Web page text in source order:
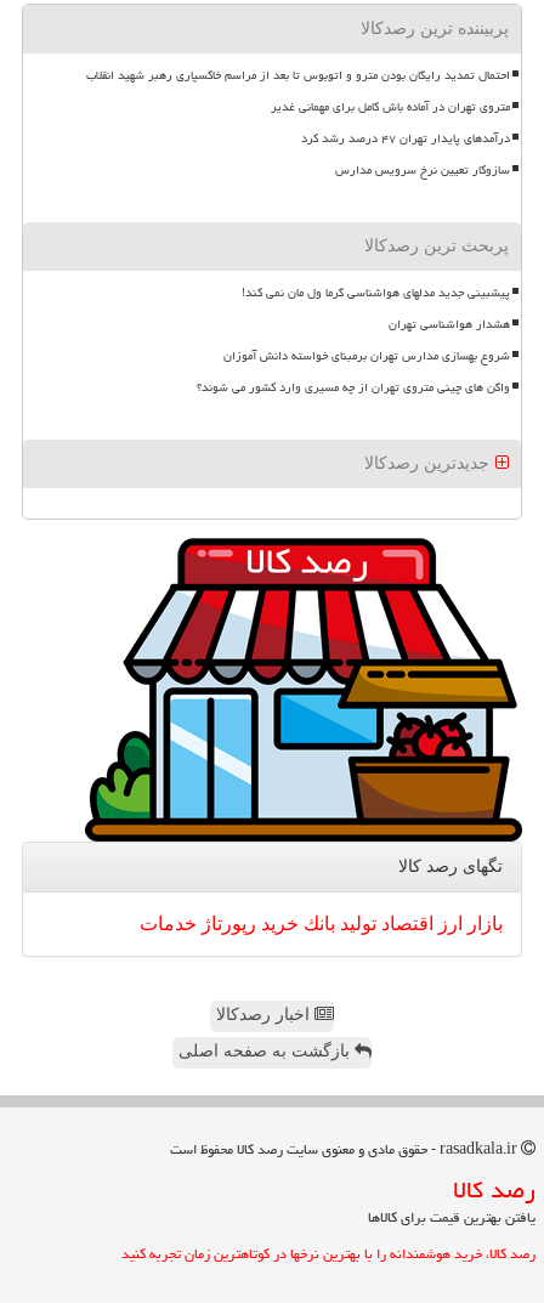
پربیننده ترین رصدکالا
احتمال تمدید رایگان بودن مترو و اتوبوس تا بعد از مراسم خاکسپاری رهبر شهید انقلاب
متروی تهران در آماده باش کامل برای مهمانی غدیر
درآمدهای پایدار تهران ۴۷ درصد رشد کرد
سازوکار تعیین نرخ سرویس مدارس
پربحث ترین رصدکالا
پیشبینی جدید مدلهای هواشناسی گرما ول مان نمی کند!
هشدار هواشناسی تهران
شروع بهسازی مدارس تهران برمبنای خواسته دانش آموزان
واگن های چینی متروی تهران از چه مسیری وارد کشور می شوند؟
جدیدترین رصدکالا
تگهای رصد كالا
بازار ارز اقتصاد تولید بانك خرید رپورتاژ خدمات
اخبار رصدکالا
بازگشت به صفحه اصلی
رصد كالا
یافتن بهترین قیمت برای کالاها
رصد کالا، خرید هوشمندانه را با بهترین نرخها در کوتاهترین زمان تجربه کنید